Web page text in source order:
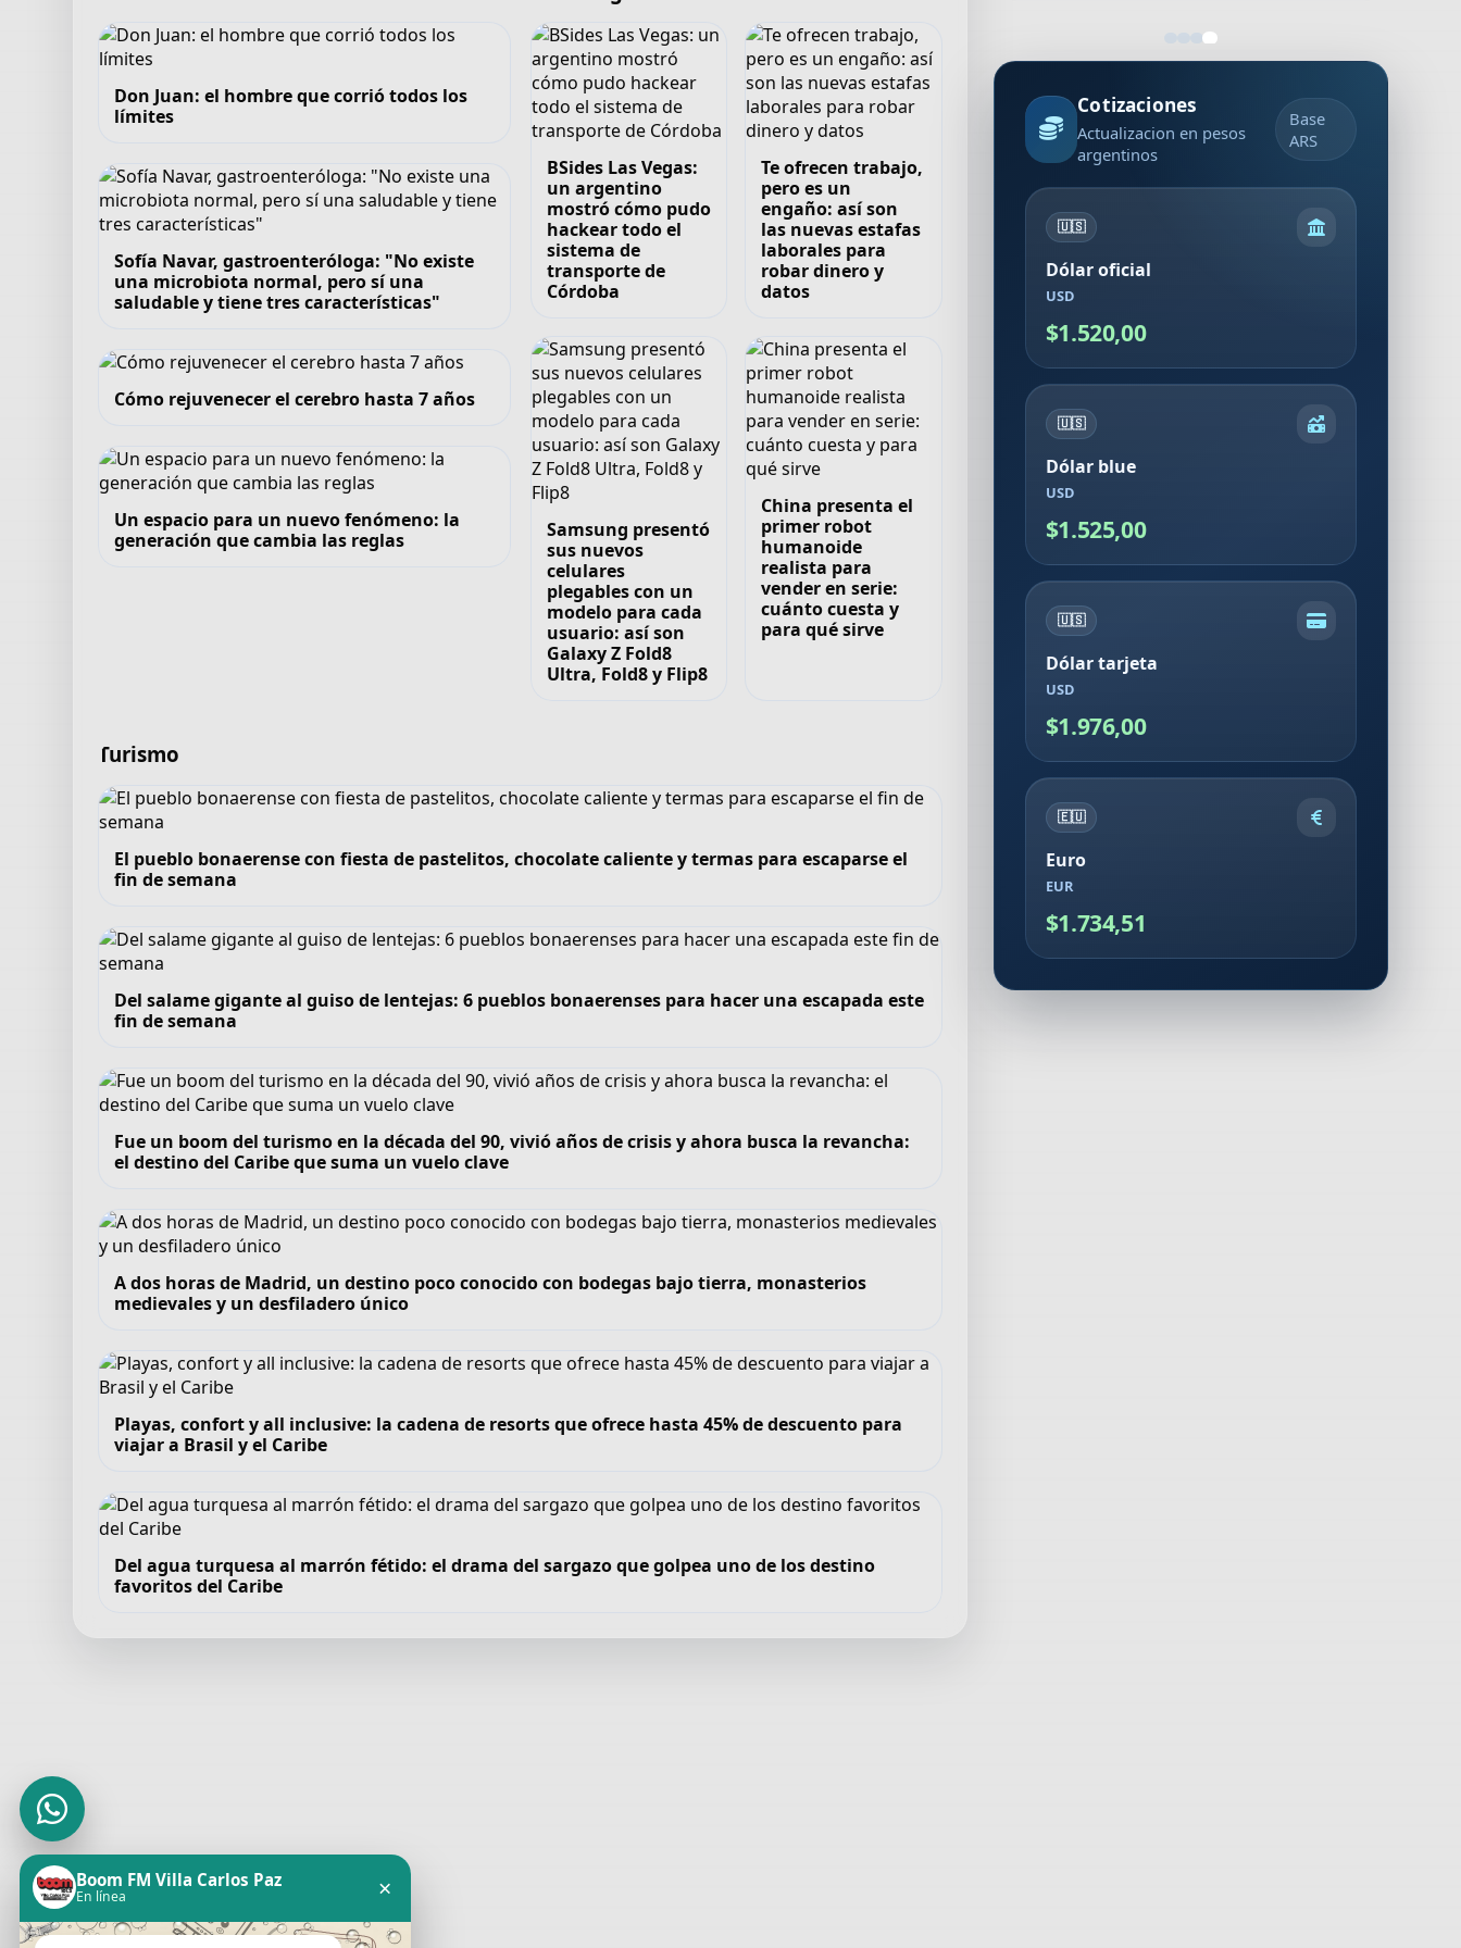
Don Juan: el hombre que corrió todos los
límites
Sofía Navar, gastroenteróloga: "No existe
una microbiota normal, pero sí una
saludable y tiene tres características"
Cómo rejuvenecer el cerebro hasta 7 años
Un espacio para un nuevo fenómeno: la
generación que cambia las reglas
BSides Las Vegas:
un argentino
mostró cómo pudo
hackear todo el
sistema de
transporte de
Córdoba
Te ofrecen trabajo,
pero es un
engaño: así son
las nuevas estafas
laborales para
robar dinero y
datos
Samsung presentó
sus nuevos
celulares
plegables con un
modelo para cada
usuario: así son
Galaxy Z Fold8
Ultra, Fold8 y Flip8
China presenta el
primer robot
humanoide
realista para
vender en serie:
cuánto cuesta y
para qué sirve
Turismo
El pueblo bonaerense con fiesta de pastelitos, chocolate caliente y termas para escaparse el
fin de semana
Del salame gigante al guiso de lentejas: 6 pueblos bonaerenses para hacer una escapada este
fin de semana
Fue un boom del turismo en la década del 90, vivió años de crisis y ahora busca la revancha:
el destino del Caribe que suma un vuelo clave
A dos horas de Madrid, un destino poco conocido con bodegas bajo tierra, monasterios
medievales y un desfiladero único
Playas, confort y all inclusive: la cadena de resorts que ofrece hasta 45% de descuento para
viajar a Brasil y el Caribe
Del agua turquesa al marrón fétido: el drama del sargazo que golpea uno de los destino
favoritos del Caribe
Cotizaciones
Actualizacion en pesos
argentinos
Base
ARS
🇺🇸
Dólar oficial
USD
$1.520,00
🇺🇸
Dólar blue
USD
$1.525,00
🇺🇸
Dólar tarjeta
USD
$1.976,00
🇪🇺
Euro
EUR
$1.734,51
Boom FM Villa Carlos Paz
En línea ×